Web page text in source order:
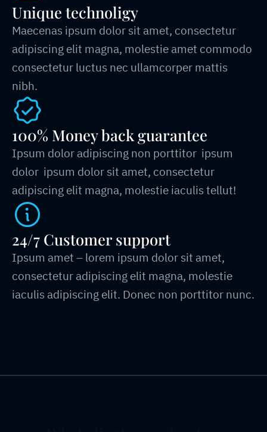
Unique technoligy
Maecenas ipsum dolor sit amet, consectetur
adipiscing elit magna, molestie amet commodo
consectetur luctus nec ullamcorper mattis
nibh.
100% Money back guarantee
Ipsum dolor adipiscing non porttitor ipsum
dolor ipsum dolor sit amet, consectetur
adipiscing elit magna, molestie iaculis tellut!
24/7 Customer support
Ipsum amet – lorem ipsum dolor sit amet,
consectetur adipiscing elit magna, molestie
iaculis adipiscing elit. Donec non porttitor nunc.